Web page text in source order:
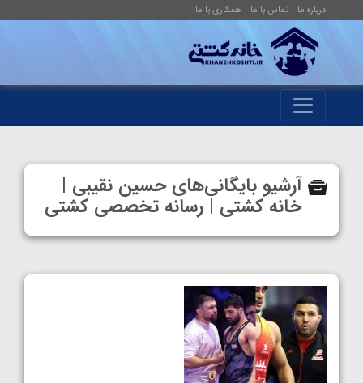
درباره ما تماس با ما همکاری با ما
آرشیو بایگانی‌های حسین نقیبی |
خانه کشتی | رسانه تخصصی کشتی